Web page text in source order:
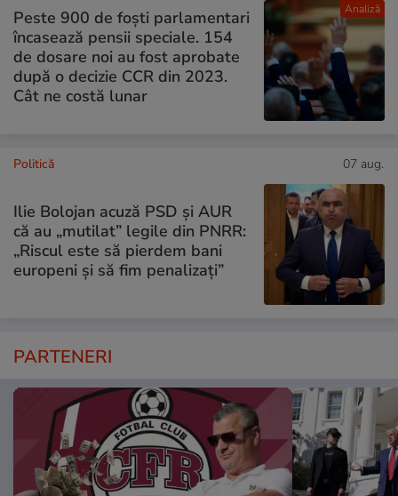
Analiză
Peste 900 de foști parlamentari
încasează pensii speciale. 154
de dosare noi au fost aprobate
după o decizie CCR din 2023.
Cât ne costă lunar
Politică 07 aug.
Ilie Bolojan acuză PSD și AUR
că au „mutilat” legile din PNRR:
„Riscul este să pierdem bani
europeni și să fim penalizați”
PARTENERI